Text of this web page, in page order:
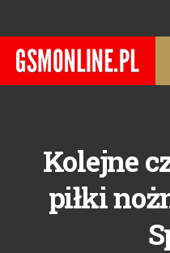
Kolejne
piłki